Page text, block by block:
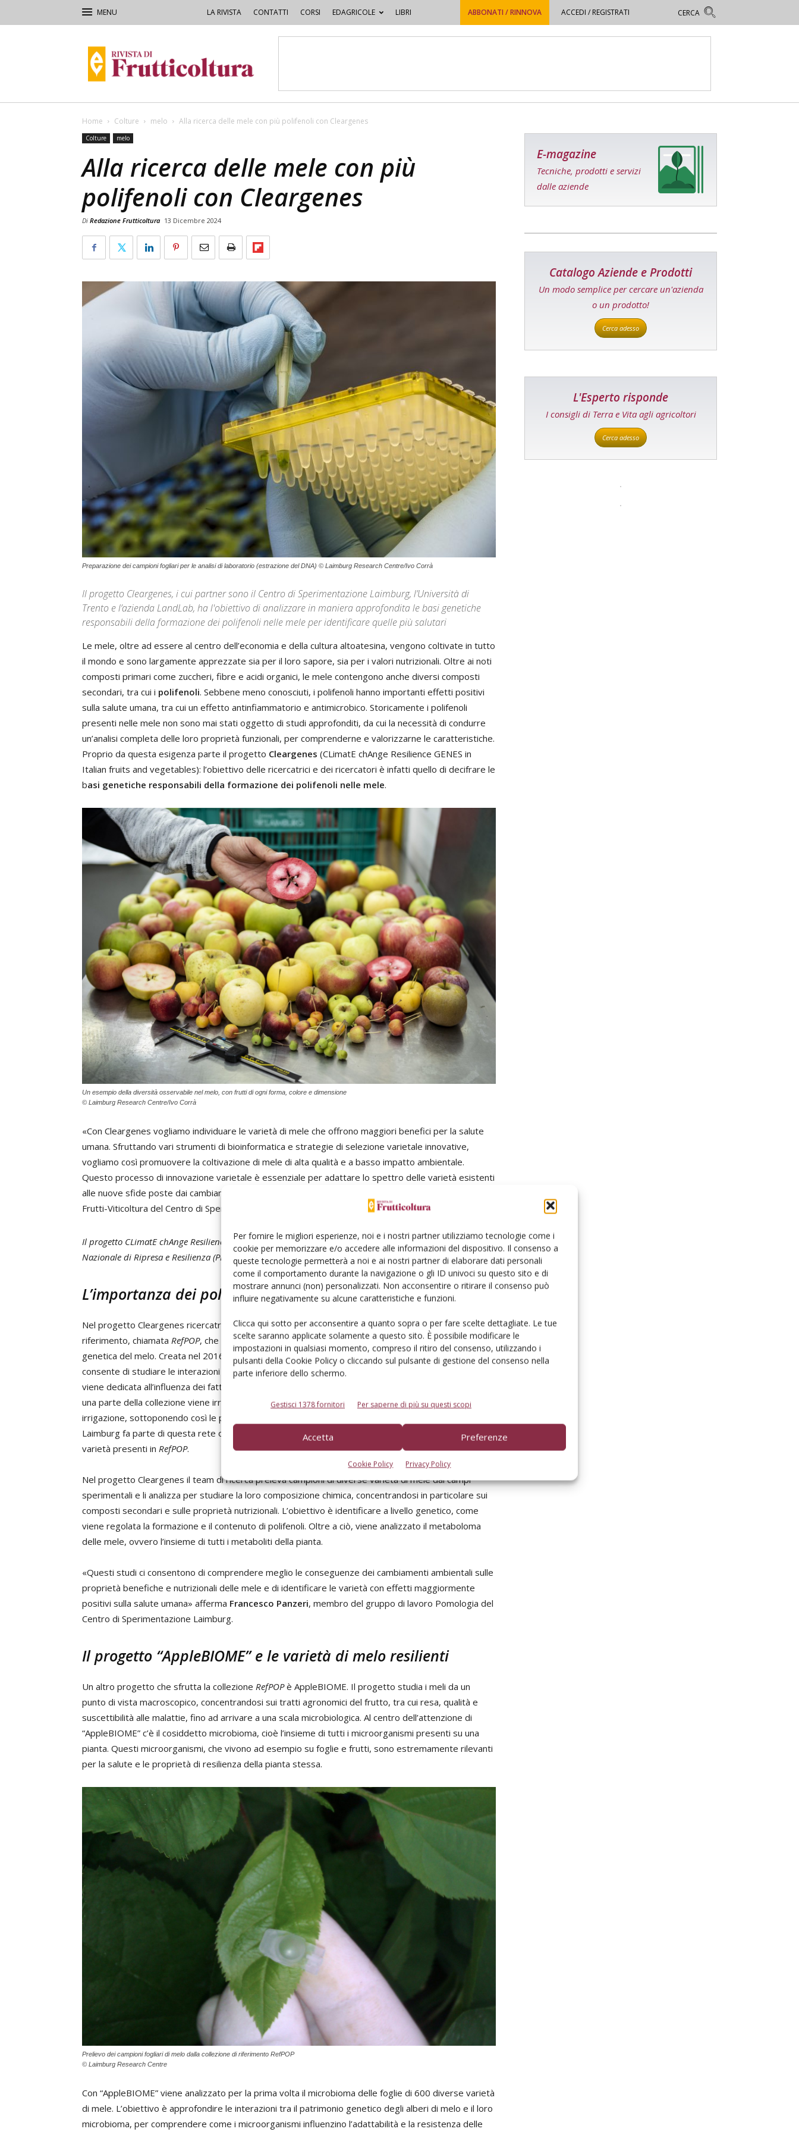
Per fornire le migliori esperienze, noi e i nostri partner utilizziamo tecnologie come i
cookie per memorizzare e/o accedere alle informazioni del dispositivo. Il consenso a
queste tecnologie permetterà a noi e ai nostri partner di elaborare dati personali
come il comportamento durante la navigazione o gli ID univoci su questo sito e di
mostrare annunci (non) personalizzati. Non acconsentire o ritirare il consenso può
influire negativamente su alcune caratteristiche e funzioni.
Clicca qui sotto per acconsentire a quanto sopra o per fare scelte dettagliate. Le tue
scelte saranno applicate solamente a questo sito. È possibile modificare le
impostazioni in qualsiasi momento, compreso il ritiro del consenso, utilizzando i
pulsanti della Cookie Policy o cliccando sul pulsante di gestione del consenso nella
parte inferiore dello schermo.
Gestisci 1378 fornitori Per saperne di più su questi scopi
Accetta Preferenze
Cookie Policy Privacy Policy
LA RIVISTA CONTATTI CORSI EDAGRICOLE LIBRI ABBONATI / RINNOVA ACCEDI / REGISTRATI
di
Frutticoltura
Home Colture melo Alla ricerca delle mele con più polifenoli con Cleargenes
Colture melo
Alla ricerca delle mele con più
polifenoli con Cleargenes
Di Redazione Frutticoltura 13 Dicembre 2024
Preparazione dei campioni fogliari per le analisi di laboratorio (estrazione del DNA) © Laimburg Research Centre/Ivo Corrà
Il progetto Cleargenes, i cui partner sono il Centro di Sperimentazione Laimburg, l’Università di
Trento e l’azienda LandLab, ha l'obiettivo di analizzare in maniera approfondita le basi genetiche
responsabili della formazione dei polifenoli nelle mele per identificare quelle più salutari
Le mele, oltre ad essere al centro dell’economia e della cultura altoatesina, vengono coltivate in tutto
il mondo e sono largamente apprezzate sia per il loro sapore, sia per i valori nutrizionali. Oltre ai noti
composti primari come zuccheri, fibre e acidi organici, le mele contengono anche diversi composti
secondari, tra cui i polifenoli. Sebbene meno conosciuti, i polifenoli hanno importanti effetti positivi
sulla salute umana, tra cui un effetto antinfiammatorio e antimicrobico. Storicamente i polifenoli
presenti nelle mele non sono mai stati oggetto di studi approfonditi, da cui la necessità di condurre
un’analisi completa delle loro proprietà funzionali, per comprenderne e valorizzarne le caratteristiche.
Proprio da questa esigenza parte il progetto Cleargenes (CLimatE chAnge Resilience GENES in
Italian fruits and vegetables): l’obiettivo delle ricercatrici e dei ricercatori è infatti quello di decifrare le
basi genetiche responsabili della formazione dei polifenoli nelle mele.
Un esempio della diversità osservabile nel melo, con frutti di ogni forma, colore e dimensione
© Laimburg Research Centre/Ivo Corrà
«Con Cleargenes vogliamo individuare le varietà di mele che offrono maggiori benefici per la salute
umana. Sfruttando vari strumenti di bioinformatica e strategie di selezione varietale innovative,
vogliamo così promuovere la coltivazione di mele di alta qualità e a basso impatto ambientale.
Questo processo di innovazione varietale è essenziale per adattare lo spettro delle varietà esistenti
alle nuove sfide poste dai cambiamenti climatici» spiega
Frutti-Viticoltura del Centro di Sperimentazione Laimburg e a capo del progetto.
Il progetto CLimatE chAnge Resilience GENES in Italian fruits and vegetables è finanziato dal Piano
Nazionale di Ripresa e Resilienza (PNRR).
L’importanza dei polifenoli nelle mele
Nel progetto Cleargenes ricercatrici e ricercatori analizzano le mele provenienti da una collezione di
riferimento, chiamata RefPOP, che conta 600 diverse varietà, rappresentative dell’intera variabilità
genetica del melo. Creata nel 2016 e dislocata in sei diversi siti climatici in tutta Europa, RefPOP
consente di studiare le interazioni che sussistono tra genetica e ambiente. Particolare attenzione
viene dedicata all’influenza dei fattori climatici sulle caratteristiche qualitative delle mele. In tal senso,
una parte della collezione viene irrigata regolarmente, mentre un’altra parte viene coltivata senza
irrigazione, sottoponendo così le piante a uno stress idrico indotto. Il Centro di Sperimentazione
Laimburg fa parte di questa rete offrendo nei suoi campi a Ora (BZ) un sito per la coltivazione delle
varietà presenti in RefPOP.
Nel progetto Cleargenes il team di ricerca preleva campioni di diverse varietà di mele dai campi
sperimentali e li analizza per studiare la loro composizione chimica, concentrandosi in particolare sui
composti secondari e sulle proprietà nutrizionali. L’obiettivo è identificare a livello genetico, come
viene regolata la formazione e il contenuto di polifenoli. Oltre a ciò, viene analizzato il metaboloma
delle mele, ovvero l’insieme di tutti i metaboliti della pianta.
«Questi studi ci consentono di comprendere meglio le conseguenze dei cambiamenti ambientali sulle
proprietà benefiche e nutrizionali delle mele e di identificare le varietà con effetti maggiormente
positivi sulla salute umana» afferma Francesco Panzeri, membro del gruppo di lavoro Pomologia del
Centro di Sperimentazione Laimburg.
Il progetto “AppleBIOME” e le varietà di melo resilienti
Un altro progetto che sfrutta la collezione RefPOPè AppleBIOME. Il progetto studia i meli da un
punto di vista macroscopico, concentrandosi sui tratti agronomici del frutto, tra cui resa, qualità e
suscettibilità alle malattie, fino ad arrivare a una scala microbiologica. Al centro dell’attenzione di
“AppleBIOME” c’è il cosiddetto microbioma, cioè l’insieme di tutti i microorganismi presenti su una
pianta. Questi microorganismi, che vivono ad esempio su foglie e frutti, sono estremamente rilevanti
per la salute e le proprietà di resilienza della pianta stessa.
Prelievo dei campioni fogliari di melo dalla collezione di riferimento RefPOP
© Laimburg Research Centre
Con “AppleBIOME” viene analizzato per la prima volta il microbioma delle foglie di 600 diverse varietà
di mele. L’obiettivo è approfondire le interazioni tra il patrimonio genetico degli alberi di melo e il loro
microbioma, per comprendere come i microorganismi influenzino l’adattabilità e la resistenza delle
E-magazine
Tecniche, prodotti e servizi
dalle aziende
Catalogo Aziende e Prodotti
Un modo semplice per cercare un'azienda
o un prodotto!
Cerca adesso
L'Esperto risponde
I consigli di Terra e Vita agli agricoltori
Cerca adesso